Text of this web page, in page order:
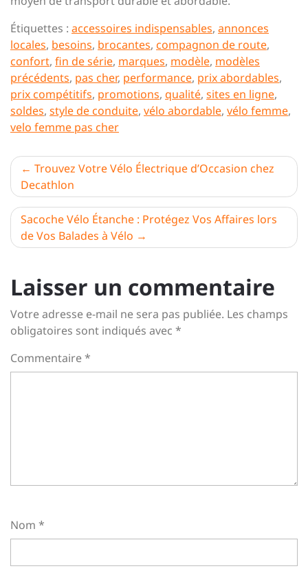
Étiquettes : accessoires indispensables, annonces
locales, besoins, brocantes, compagnon de route,
confort, fin de série, marques, modèle, modèles
précédents, pas cher, performance, prix abordables,
prix compétitifs, promotions, qualité, sites en ligne,
soldes, style de conduite, vélo abordable, vélo femme,
velo femme pas cher
Navigation
de
l’article
Trouvez Votre Vélo Électrique d’Occasion chez
Decathlon
Sacoche Vélo Étanche : Protégez Vos Affaires lors
de Vos Balades à Vélo
Laisser un commentaire
Votre adresse e-mail ne sera pas publiée. Les champs
obligatoires sont indiqués avec *
Commentaire*
Nom *